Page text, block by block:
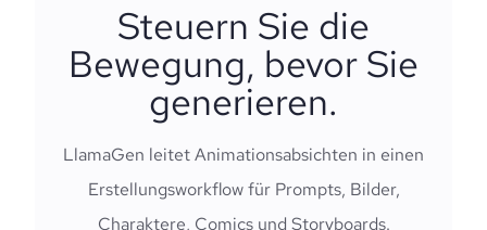
Steuern Sie die
Bewegung, bevor Sie
generieren.
LlamaGen leitet Animationsabsichten in einen
Erstellungsworkflow für Prompts, Bilder,
Charaktere, Comics und Storyboards.